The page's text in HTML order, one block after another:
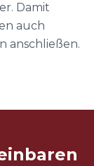
Damit
auch
anschließen.